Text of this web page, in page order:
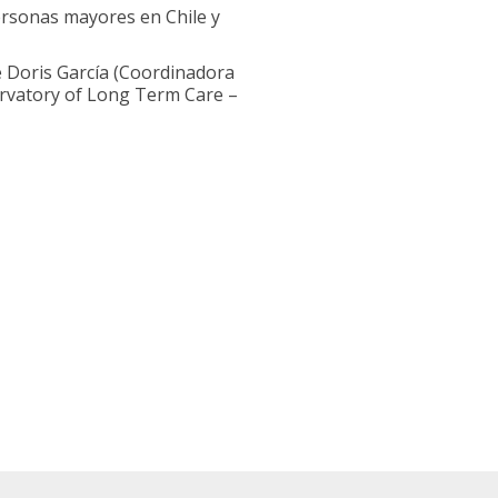
mayores en Chile y
García (Coordinadora
of Long Term Care –